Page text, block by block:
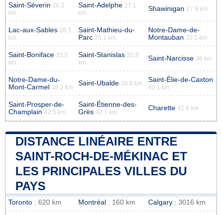
Saint-Séverin 26.3
km
Saint-Adelphe 27.1
km
Shawinigan 27.9 km
Lac-aux-Sables 28.5
km
Saint-Mathieu-du-
Parc 30.1 km
Notre-Dame-de-
Montauban 33.5 km
Saint-Boniface 35.5
km
Saint-Stanislas 35.8
km
Saint-Narcisse 36 km
Notre-Dame-du-
Mont-Carmel 38.2 km
Saint-Ubalde 38.8 km Saint-Élie-de-Caxton
40.1 km
Saint-Prosper-de-
Champlain 42.5 km
Saint-Étienne-des-
Grès 42.7 km
Charette 42.8 km
DISTANCE LINÉAIRE ENTRE
SAINT-ROCH-DE-MÉKINAC ET
LES PRINCIPALES VILLES DU
PAYS
Toronto : 620 km Montréal : 160 km Calgary : 3016 km